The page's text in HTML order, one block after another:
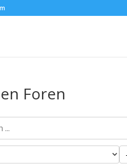
Foren